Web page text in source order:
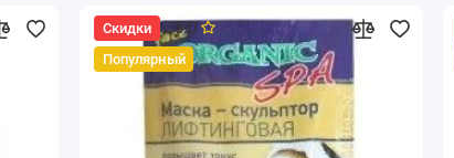
Скидки
Популярный
5.0